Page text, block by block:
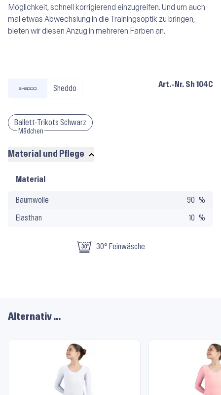
Möglichkeit, schnell korrigierend einzugreifen. Und um auch
mal etwas Abwechslung in die Trainingsoptik zu bringen,
bieten wir diesen Anzug in mehreren Farben an.
Sheddo Art.-Nr. Sh 104C
Ballett-Trikots Schwarz
Mädchen
Material und Pflege
Material
Pflege
Material
Baumwolle 90
Elasthan 10
30° Feinwäsche
Alternativ …